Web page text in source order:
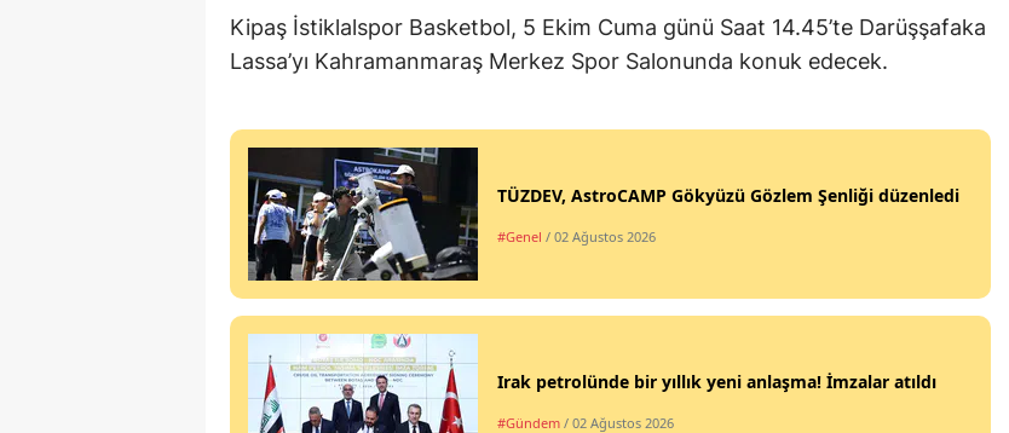
Mersin
Kars
Kayseri
Kırşehir
Kipaş İstiklalspor Basketbol, 5 Ekim Cuma günü Saat 14.45’te Darüşşafaka
Lassa’yı Kahramanmaraş Merkez Spor Salonunda konuk edecek.
TÜZDEV, AstroCAMP Gökyüzü Gözlem Şenliği düzenledi
#Genel / 02 Ağustos 2026
Irak petrolünde bir yıllık yeni anlaşma! İmzalar atıldı
#Gündem / 02 Ağustos 2026